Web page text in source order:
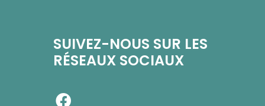
SUIVEZ-NOUS SUR LES
RÉSEAUX SOCIAUX